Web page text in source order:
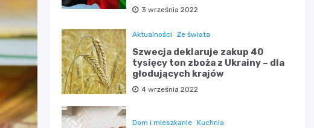
3 września 2022
Aktualności Ze świata
Szwecja deklaruje zakup 40
tysięcy ton zboża z Ukrainy – dla
głodujących krajów
4 września 2022
Dom i mieszkanie Kuchnia